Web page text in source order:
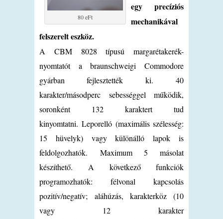
80 eFt
egy precíziós
mechanikával
felszerelt eszköz.
A CBM 8028 típusú margarétakerék-
nyomtatót a braunschweigi Commodore
gyárban fejlesztették ki. 40
karakter/másodperc sebességgel működik,
soronként 132 karaktert tud
kinyomtatni. Leporelló (maximális szélesség:
15 hüvelyk) vagy különálló lapok is
feldolgozhatók. Maximum 5 másolat
készíthető. A következő funkciók
programozhatók: félvonal kapcsolás
pozitív/negatív; aláhúzás, karakterköz (10
vagy 12 karakter